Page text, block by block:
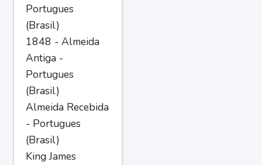
Portugues
(Brasil)
1848 - Almeida
Antiga -
Portugues
(Brasil)
Almeida Recebida
- Portugues
(Brasil)
King James